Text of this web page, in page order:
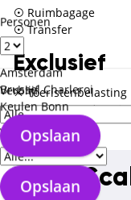
Personen
Verblijf
Verzorgingstype
Opslaan
Amsterdam
Brussel Charleroi
Keulen Bonn
Opslaan
Ruimbagage
Transfer
Exclusief
Toeristenbelasting
Te voldoen op locatie
Hotel